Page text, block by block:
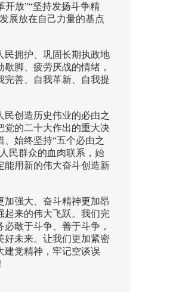
开放”“坚持发扬斗争精
展放在自己力量的基点
民拥护、巩固长期执政地
脚、疲劳厌战的情绪，
完善、自我革新、自我提
创造历史伟业的必由之
党的二十大作出的重大决
始终坚持“五个必由之
民群众的血肉联系，始
能用新的伟大奋斗创造新
强大、奋斗精神更加昂
起来的伟大飞跃。我们完
敢于斗争、善于斗争，
好未来。让我们更加紧密
建党精神，牢记空谈误